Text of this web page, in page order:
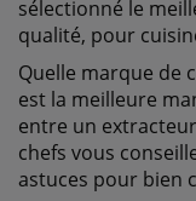
sélectionné le
qualité, pour
Quelle marque de
est la meilleure
entre un
chefs vous
astuces pour bien